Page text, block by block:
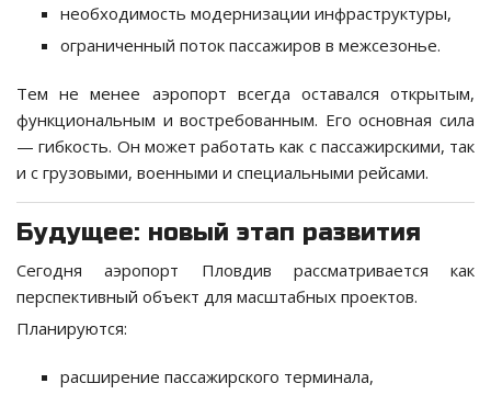
необходимость модернизации инфраструктуры,
ограниченный поток пассажиров в межсезонье.
Тем не менее аэропорт всегда оставался открытым,
функциональным и востребованным. Его основная сила
— гибкость. Он может работать как с пассажирскими, так
и с грузовыми, военными и специальными рейсами.
Будущее: новый этап развития
Сегодня аэропорт Пловдив рассматривается как
перспективный объект для масштабных проектов.
Планируются:
расширение пассажирского терминала,